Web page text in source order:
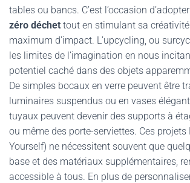
tables ou bancs. C’est l’occasion
zéro déchet tout en stimulant sa
maximum d’impact. L’upcycling, ou
les limites de l’imagination en nous
potentiel caché dans des objets
De simples bocaux en verre peuvent être
luminaires suspendus ou en vases
tuyaux peuvent devenir des supports à
ou même des porte-serviettes. Ces projets
Yourself) ne nécessitent souvent que
base et des matériaux supplémentaires,
accessible à tous. En plus de